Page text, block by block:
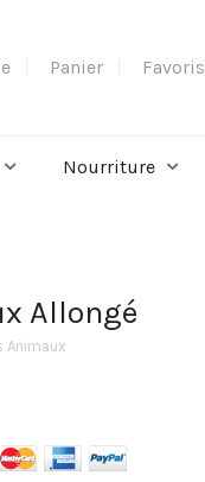
Panier Favoris
Nourriture
Allongé
Animaux